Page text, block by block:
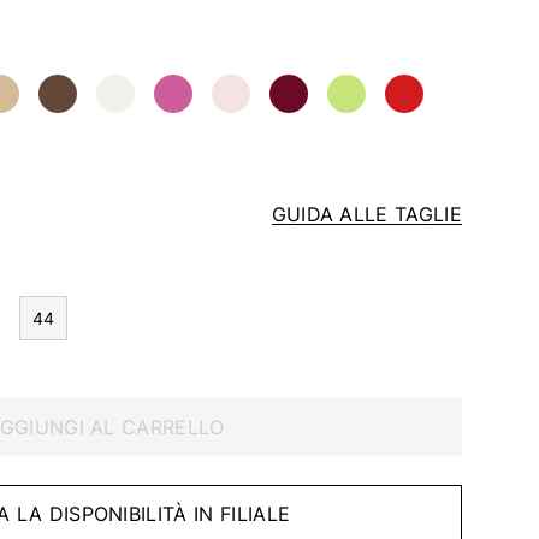
GUIDA ALLE TAGLIE
44
AL CARRELLO
LA DISPONIBILITÀ IN FILIALE